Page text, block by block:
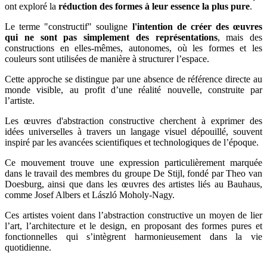
ont exploré la réduction des formes à leur essence la plus pure.
Le terme "constructif" souligne l'intention de créer des œuvres
qui ne sont pas simplement des représentations, mais des
constructions en elles-mêmes, autonomes, où les formes et les
couleurs sont utilisées de manière à structurer l’espace.
Cette approche se distingue par une absence de référence directe au
monde visible, au profit d’une réalité nouvelle, construite par
l’artiste.
Les œuvres d'abstraction constructive cherchent à exprimer des
idées universelles à travers un langage visuel dépouillé, souvent
inspiré par les avancées scientifiques et technologiques de l’époque.
Ce mouvement trouve une expression particulièrement marquée
dans le travail des membres du groupe De Stijl, fondé par Theo van
Doesburg, ainsi que dans les œuvres des artistes liés au Bauhaus,
comme Josef Albers et László Moholy-Nagy.
Ces artistes voient dans l’abstraction constructive un moyen de lier
l’art, l’architecture et le design, en proposant des formes pures et
fonctionnelles qui s’intègrent harmonieusement dans la vie
quotidienne.